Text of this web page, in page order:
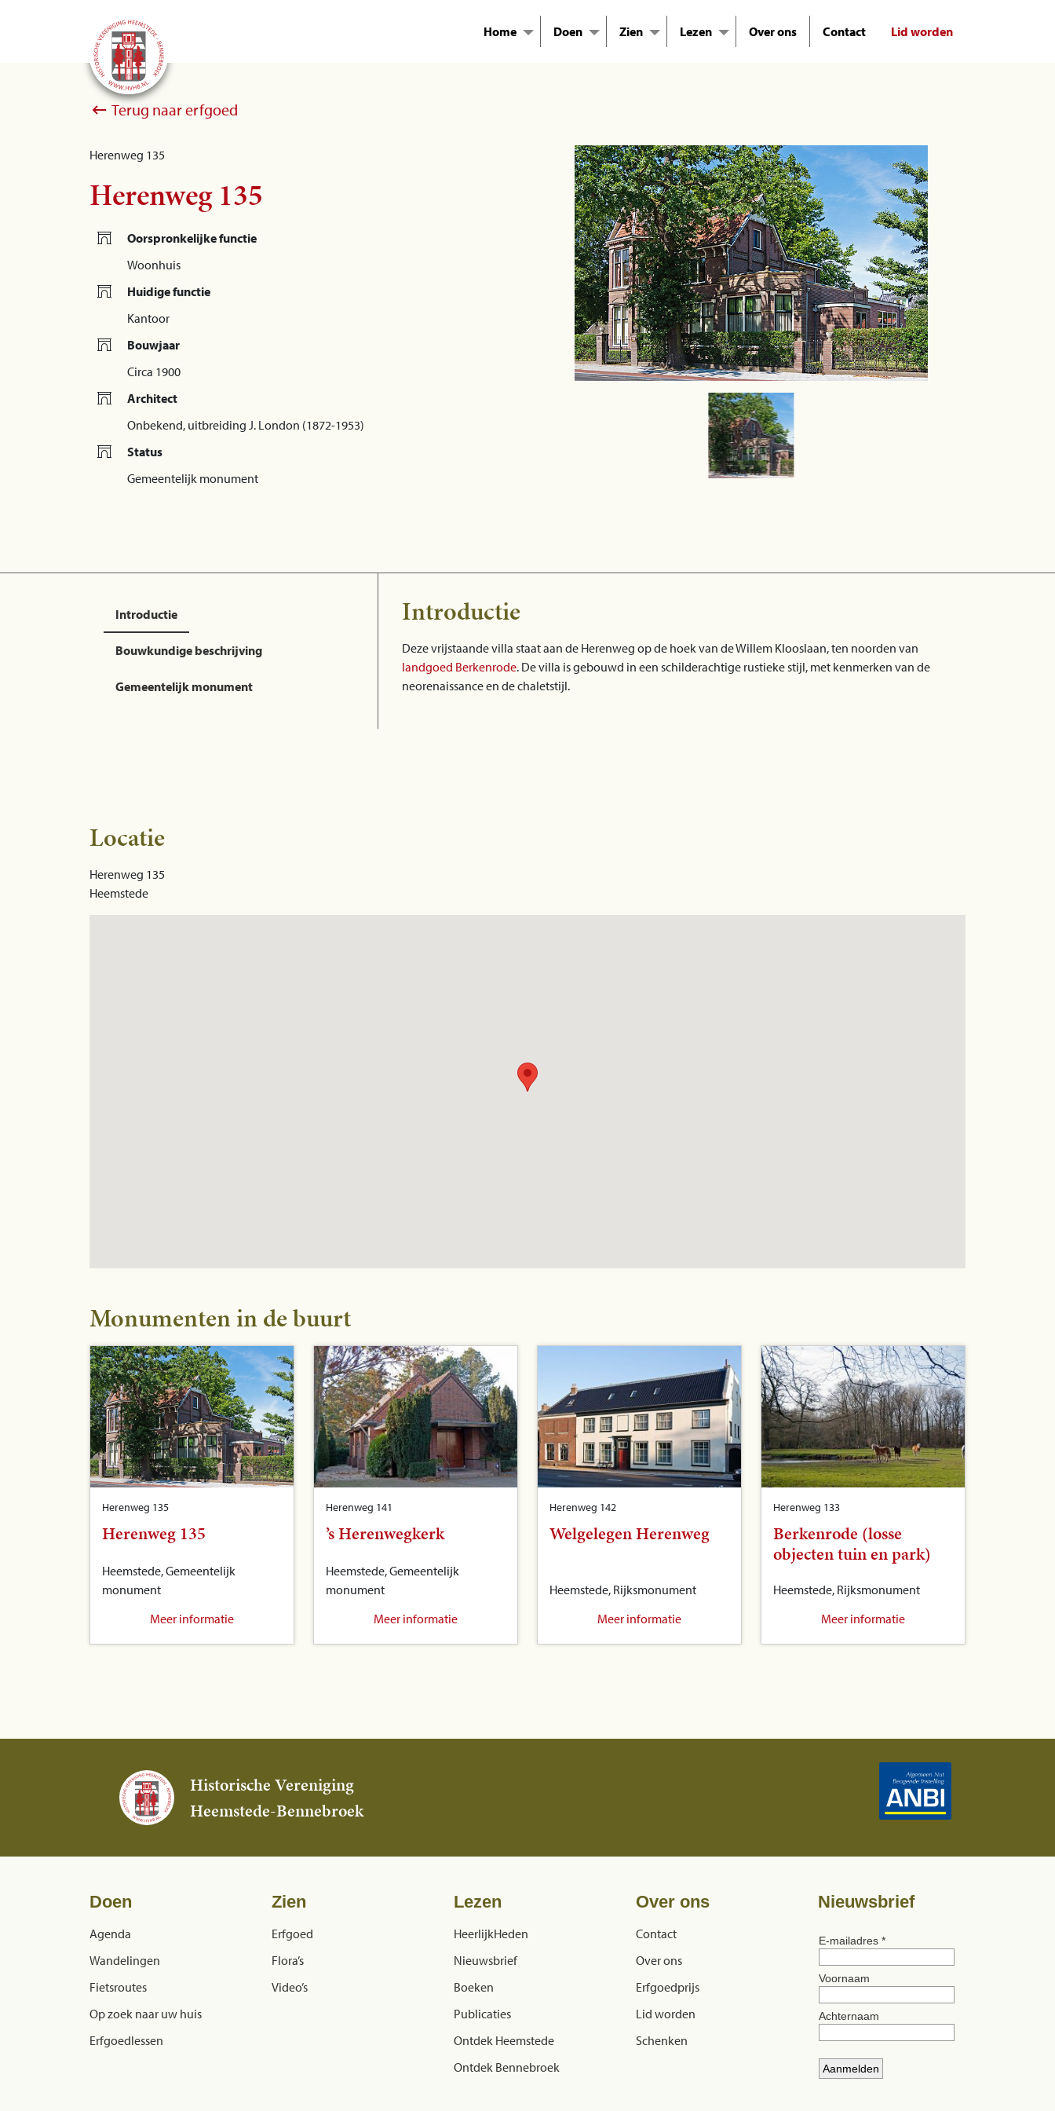
Home Doen Zien Lezen Over ons Contact Lid worden
Terug naar erfgoed
Herenweg 135
Herenweg 135
Oorspronkelijke functie
Woonhuis
Huidige functie
Kantoor
Bouwjaar
Circa 1900
Architect
Onbekend, uitbreiding J. London (1872-1953)
Status
Gemeentelijk monument
Introductie
Bouwkundige beschrijving
Gemeentelijk monument
Introductie
Deze vrijstaande villa staat aan de Herenweg op de hoek van de Willem Klooslaan, ten noorden van
landgoed Berkenrode. De villa is gebouwd in een schilderachtige rustieke stijl, met kenmerken van de
neorenaissance en de chaletstijl.
Locatie
Herenweg 135
Heemstede
Monumenten in de buurt
Herenweg 135
Herenweg 135
Heemstede, Gemeentelijk
monument
Meer informatie
Herenweg 141
’s Herenwegkerk
Heemstede, Gemeentelijk
monument
Meer informatie
Herenweg 142
Welgelegen Herenweg
Heemstede, Rijksmonument
Meer informatie
Herenweg 133
Berkenrode (losse
objecten tuin en park)
Heemstede, Rijksmonument
Meer informatie
Historische Vereniging
Heemstede-Bennebroek
Doen
Agenda
Wandelingen
Fietsroutes
Op zoek naar uw huis
Erfgoedlessen
Zien
Erfgoed
Flora’s
Video’s
Lezen
HeerlijkHeden
Nieuwsbrief
Boeken
Publicaties
Ontdek Heemstede
Ontdek Bennebroek
Over ons
Contact
Over ons
Erfgoedprijs
Lid worden
Schenken
Nieuwsbrief